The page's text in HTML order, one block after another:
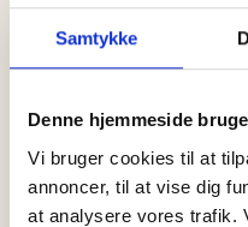
Samtykke
Denne hjemmeside
Vi bruger cookies til at
annoncer, til at vise dig
at analysere vores trafik.
Den 14. december får du
er garanti for en aften
Book dit bord til